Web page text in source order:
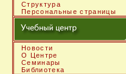
Структура
Персональные страницы
Новости
О Центре
Семинары
Библиотека